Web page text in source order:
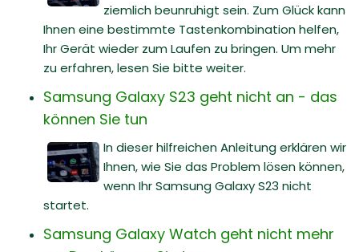
ziemlich beunruhigt sein. Zum Glück kann
Ihnen eine bestimmte Tastenkombination helfen,
Ihr Gerät wieder zum Laufen zu bringen. Um mehr
zu erfahren, lesen Sie bitte weiter.
Samsung Galaxy S23 geht nicht an - das
können Sie tun
In dieser hilfreichen Anleitung erklären wir
Ihnen, wie Sie das Problem lösen können,
wenn Ihr Samsung Galaxy S23 nicht
startet.
Samsung Galaxy Watch geht nicht mehr